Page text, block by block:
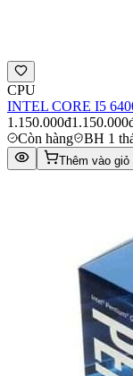
CPU
INTEL CORE I5
1.150.000đ
Còn hàng
BH 1
Thêm vào giỏ